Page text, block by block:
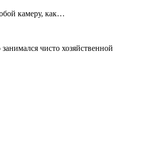
камеру, как…
чисто хозяйственной